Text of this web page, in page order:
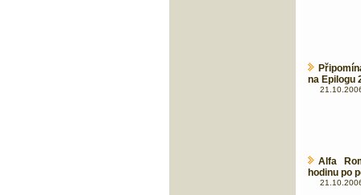
na Epilogu
Alfa
hodinu po